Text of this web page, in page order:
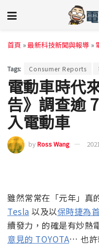
首頁 »最新科技新聞與報導 »
Tags: Consumer Reports
電動車時代
告》調查逾
入電動車
byRoss Wang
雖然常常在「元年」真
Tesla 以及以保時捷為
續發力，的確是有炒熱
意見的 TOYOTA… 也許